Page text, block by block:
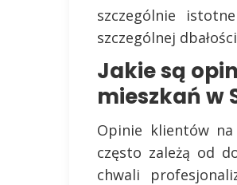
szczególnie
szczególnej
Jakie są
mieszkań w
Opinie klientów
często zależą od
chwali